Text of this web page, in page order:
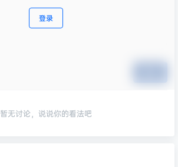
登录
暂无讨论，说说你的看法吧